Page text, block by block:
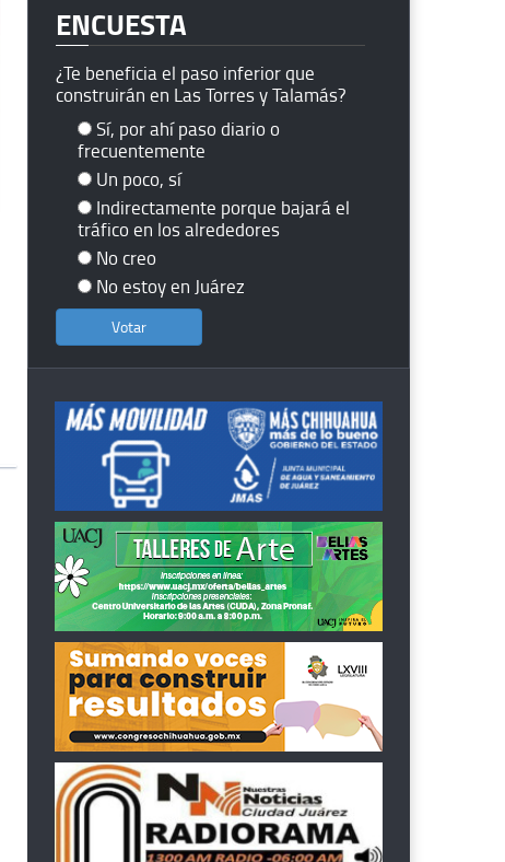
ENCUESTA
¿Te beneficia el paso inferior que
construirán en Las Torres y Talamás?
Sí, por ahí paso diario o
frecuentemente
Un poco, sí
Indirectamente porque bajará el
tráfico en los alrededores
No creo
No estoy en Juárez